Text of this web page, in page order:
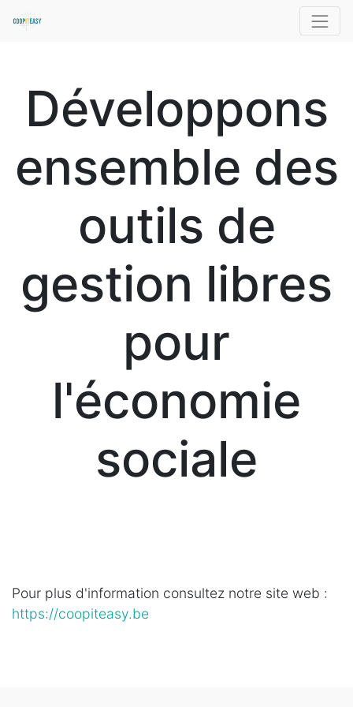
Développons
ensemble des
outils de
gestion libres
pour
l'économie
sociale
Pour plus d'information consultez notre site web :
https://coopiteasy.be